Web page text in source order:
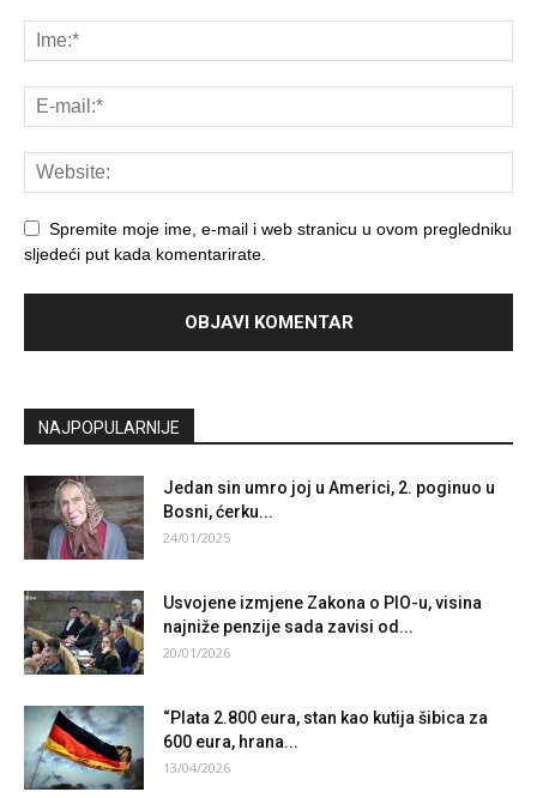
Spremite moje ime, e-mail i web stranicu u ovom pregledniku
sljedeći put kada komentarirate.
NAJPOPULARNIJE
Jedan sin umro joj u Americi, 2. poginuo u
Bosni, ćerku...
24/01/2025
Usvojene izmjene Zakona o PIO-u, visina
najniže penzije sada zavisi od...
20/01/2026
“Plata 2.800 eura, stan kao kutija šibica za
600 eura, hrana...
13/04/2026